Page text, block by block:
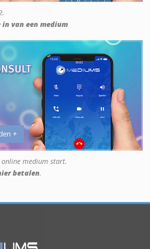
in van een medium
+
medium start.
betalen.